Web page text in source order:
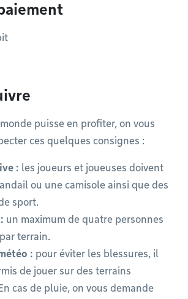
puisse en profiter, on vous
ces quelques consignes :
: les joueurs et joueuses doivent
ou une camisole ainsi que des
sport.
un maximum de quatre personnes
terrain.
: pour éviter les blessures, il
de jouer sur des terrains
cas de pluie, on vous demande